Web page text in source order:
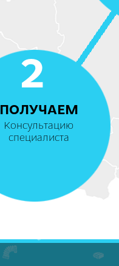
2
ПОЛУЧАЕМ
Консультацию
специалиста